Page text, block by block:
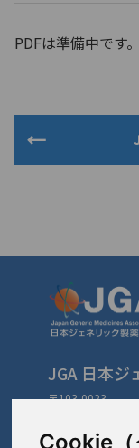
Cookie（
PDFは準備中です。
JGA 日本ジ
〒103-0023
TEL: 03-3279-